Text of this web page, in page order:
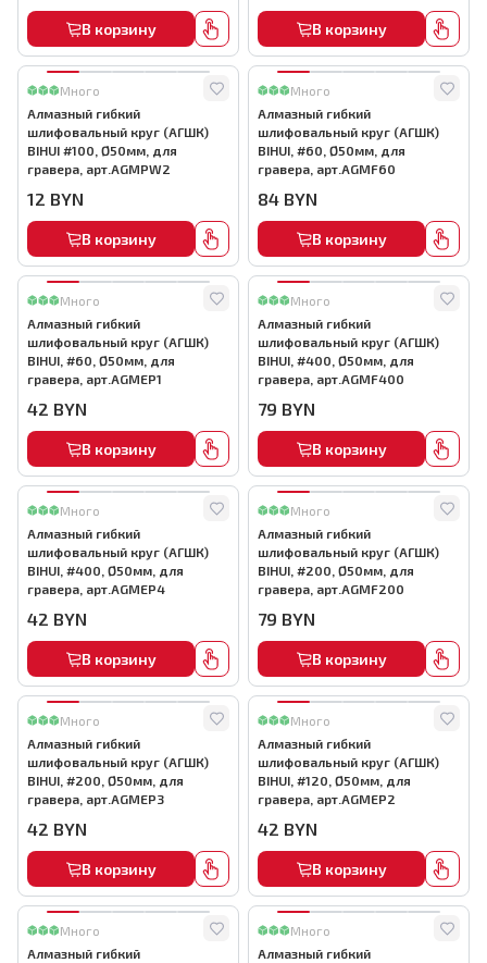
В корзину В корзину
Много
Алмазный гибкий
шлифовальный круг (АГШК)
BIHUI #100, Ø50мм, для
гравера, арт.AGMPW2
12 BYN
В корзину
Много
Алмазный гибкий
шлифовальный круг (АГШК)
BIHUI, #60, Ø50мм, для
гравера, арт.AGMF60
84 BYN
В корзину
Много
Алмазный гибкий
шлифовальный круг (АГШК)
BIHUI, #60, Ø50мм, для
гравера, арт.AGMEP1
42 BYN
В корзину
Много
Алмазный гибкий
шлифовальный круг (АГШК)
BIHUI, #400, Ø50мм, для
гравера, арт.AGMF400
79 BYN
В корзину
Много
Алмазный гибкий
шлифовальный круг (АГШК)
BIHUI, #400, Ø50мм, для
гравера, арт.AGMEP4
42 BYN
В корзину
Много
Алмазный гибкий
шлифовальный круг (АГШК)
BIHUI, #200, Ø50мм, для
гравера, арт.AGMF200
79 BYN
В корзину
Много
Алмазный гибкий
шлифовальный круг (АГШК)
BIHUI, #200, Ø50мм, для
гравера, арт.AGMEP3
42 BYN
В корзину
Много
Алмазный гибкий
шлифовальный круг (АГШК)
BIHUI, #120, Ø50мм, для
гравера, арт.AGMEP2
42 BYN
В корзину
Много
Алмазный гибкий
Много
Алмазный гибкий